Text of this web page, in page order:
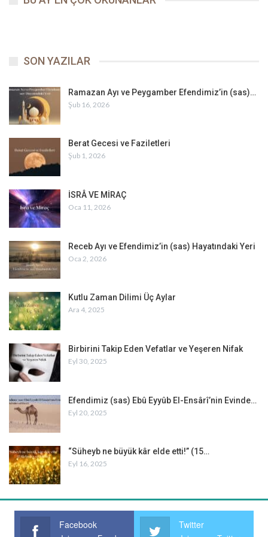
SON YAZILAR
Ramazan Ayı ve Peygamber Efendimiz’in (sas)…
Şub 16, 2026
Berat Gecesi ve Faziletleri
Şub 1, 2026
İSRÂ VE MİRAÇ
Oca 11, 2026
Receb Ayı ve Efendimiz’in (sas) Hayatındaki Yeri
Oca 2, 2026
Kutlu Zaman Dilimi Üç Aylar
Ara 4, 2025
Birbirini Takip Eden Vefatlar ve Yeşeren Nifak
Eyl 30, 2025
Efendimiz (sas) Ebû Eyyûb El-Ensârî’nin Evinde…
Eyl 20, 2025
“Süheyb ne büyük kâr elde etti!” (15…
Eyl 16, 2025
Facebook Twitter